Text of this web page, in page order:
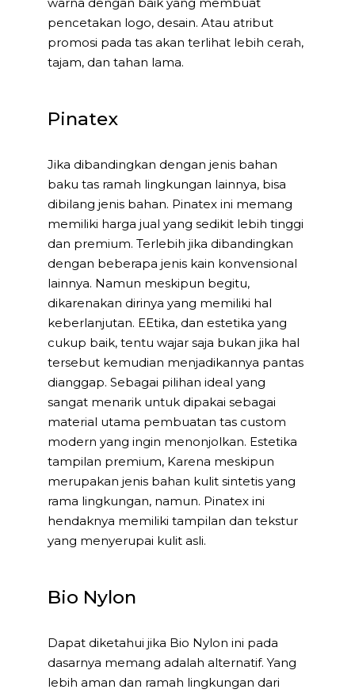
pencetakan logo, desain. Atau atribut
promosi pada tas akan terlihat lebih cerah,
tajam, dan tahan lama.
Pinatex
Jika dibandingkan dengan jenis bahan
baku tas ramah lingkungan lainnya, bisa
dibilang jenis bahan. Pinatex ini memang
memiliki harga jual yang sedikit lebih tinggi
dan premium. Terlebih jika dibandingkan
dengan beberapa jenis kain konvensional
lainnya. Namun meskipun begitu,
dikarenakan dirinya yang memiliki hal
keberlanjutan. EEtika, dan estetika yang
cukup baik, tentu wajar saja bukan jika hal
tersebut kemudian menjadikannya pantas
dianggap. Sebagai pilihan ideal yang
sangat menarik untuk dipakai sebagai
material utama pembuatan tas custom
modern yang ingin menonjolkan. Estetika
tampilan premium, Karena meskipun
merupakan jenis bahan kulit sintetis yang
rama lingkungan, namun. Pinatex ini
hendaknya memiliki tampilan dan tekstur
yang menyerupai kulit asli.
Bio Nylon
Dapat diketahui jika Bio Nylon ini pada
dasarnya memang adalah alternatif. Yang
lebih aman dan ramah lingkungan dari